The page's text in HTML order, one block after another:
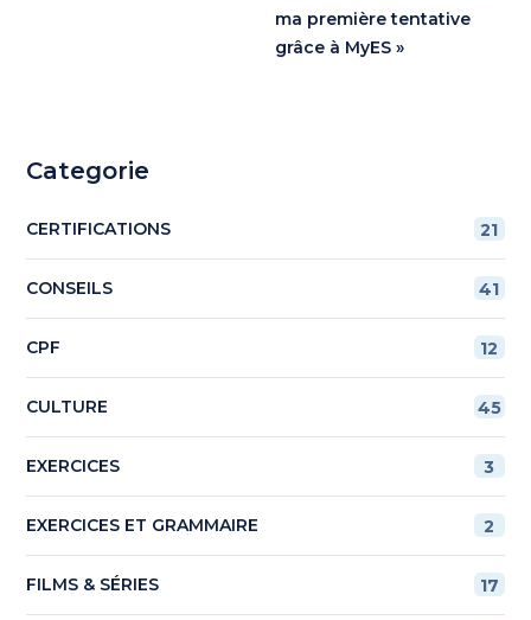
ma première tentative
grâce à MyES »
Categorie
CERTIFICATIONS 21
CONSEILS 41
CPF 12
CULTURE 45
EXERCICES 3
EXERCICES ET GRAMMAIRE 2
FILMS & SÉRIES 17